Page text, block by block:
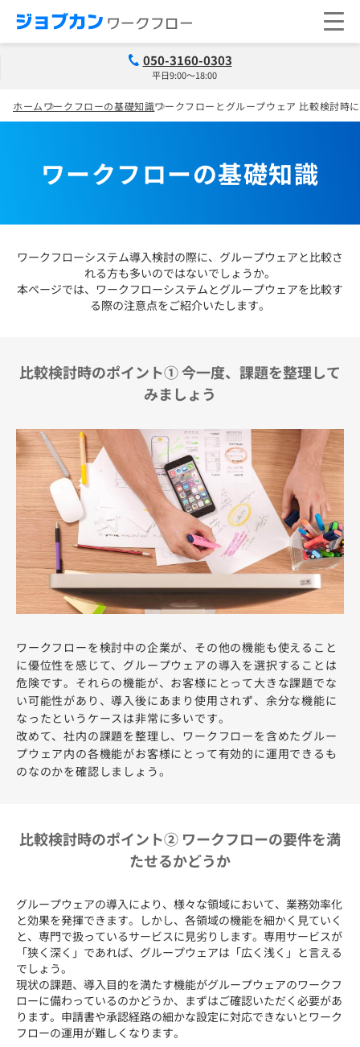
050-3160-0303
平日9:00～18:00
ホームワークフローの基礎知識ワークフローとグループウェア 比較検討時
ワークフローの基礎知識
ワークフローシステム導入検討の際に、グループウェアと比較さ
れる方も多いのではないでしょうか。
本ページでは、ワークフローシステムとグループウェアを比較す
る際の注意点をご紹介いたします。
比較検討時のポイント① 今一度、課題を整理して
みましょう
ワークフローを検討中の企業が、その他の機能も使えること
に優位性を感じて、グループウェアの導入を選択することは
危険です。それらの機能が、お客様にとって大きな課題でな
い可能性があり、導入後にあまり使用されず、余分な機能に
なったというケースは非常に多いです。
改めて、社内の課題を整理し、ワークフローを含めたグルー
プウェア内の各機能がお客様にとって有効的に運用できるも
のなのかを確認しましょう。
比較検討時のポイント② ワークフローの要件を満
たせるかどうか
グループウェアの導入により、様々な領域において、業務効率化
と効果を発揮できます。しかし、各領域の機能を細かく見ていく
と、専門で扱っているサービスに見劣りします。専用サービスが
「狭く深く」であれば、グループウェアは「広く浅く」と言える
でしょう。
現状の課題、導入目的を満たす機能がグループウェアのワークフ
ローに備わっているのかどうか、まずはご確認いただく必要があ
ります。申請書や承認経路の細かな設定に対応できないとワーク
フローの運用が難しくなります。